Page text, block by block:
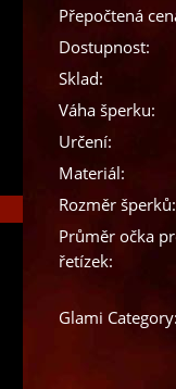
Přepočtená
Dostupnost:
Sklad:
Váha šperku:
Určení:
Materiál:
Rozměr šperků:
Průměr očka
řetízek:
Glami Category: